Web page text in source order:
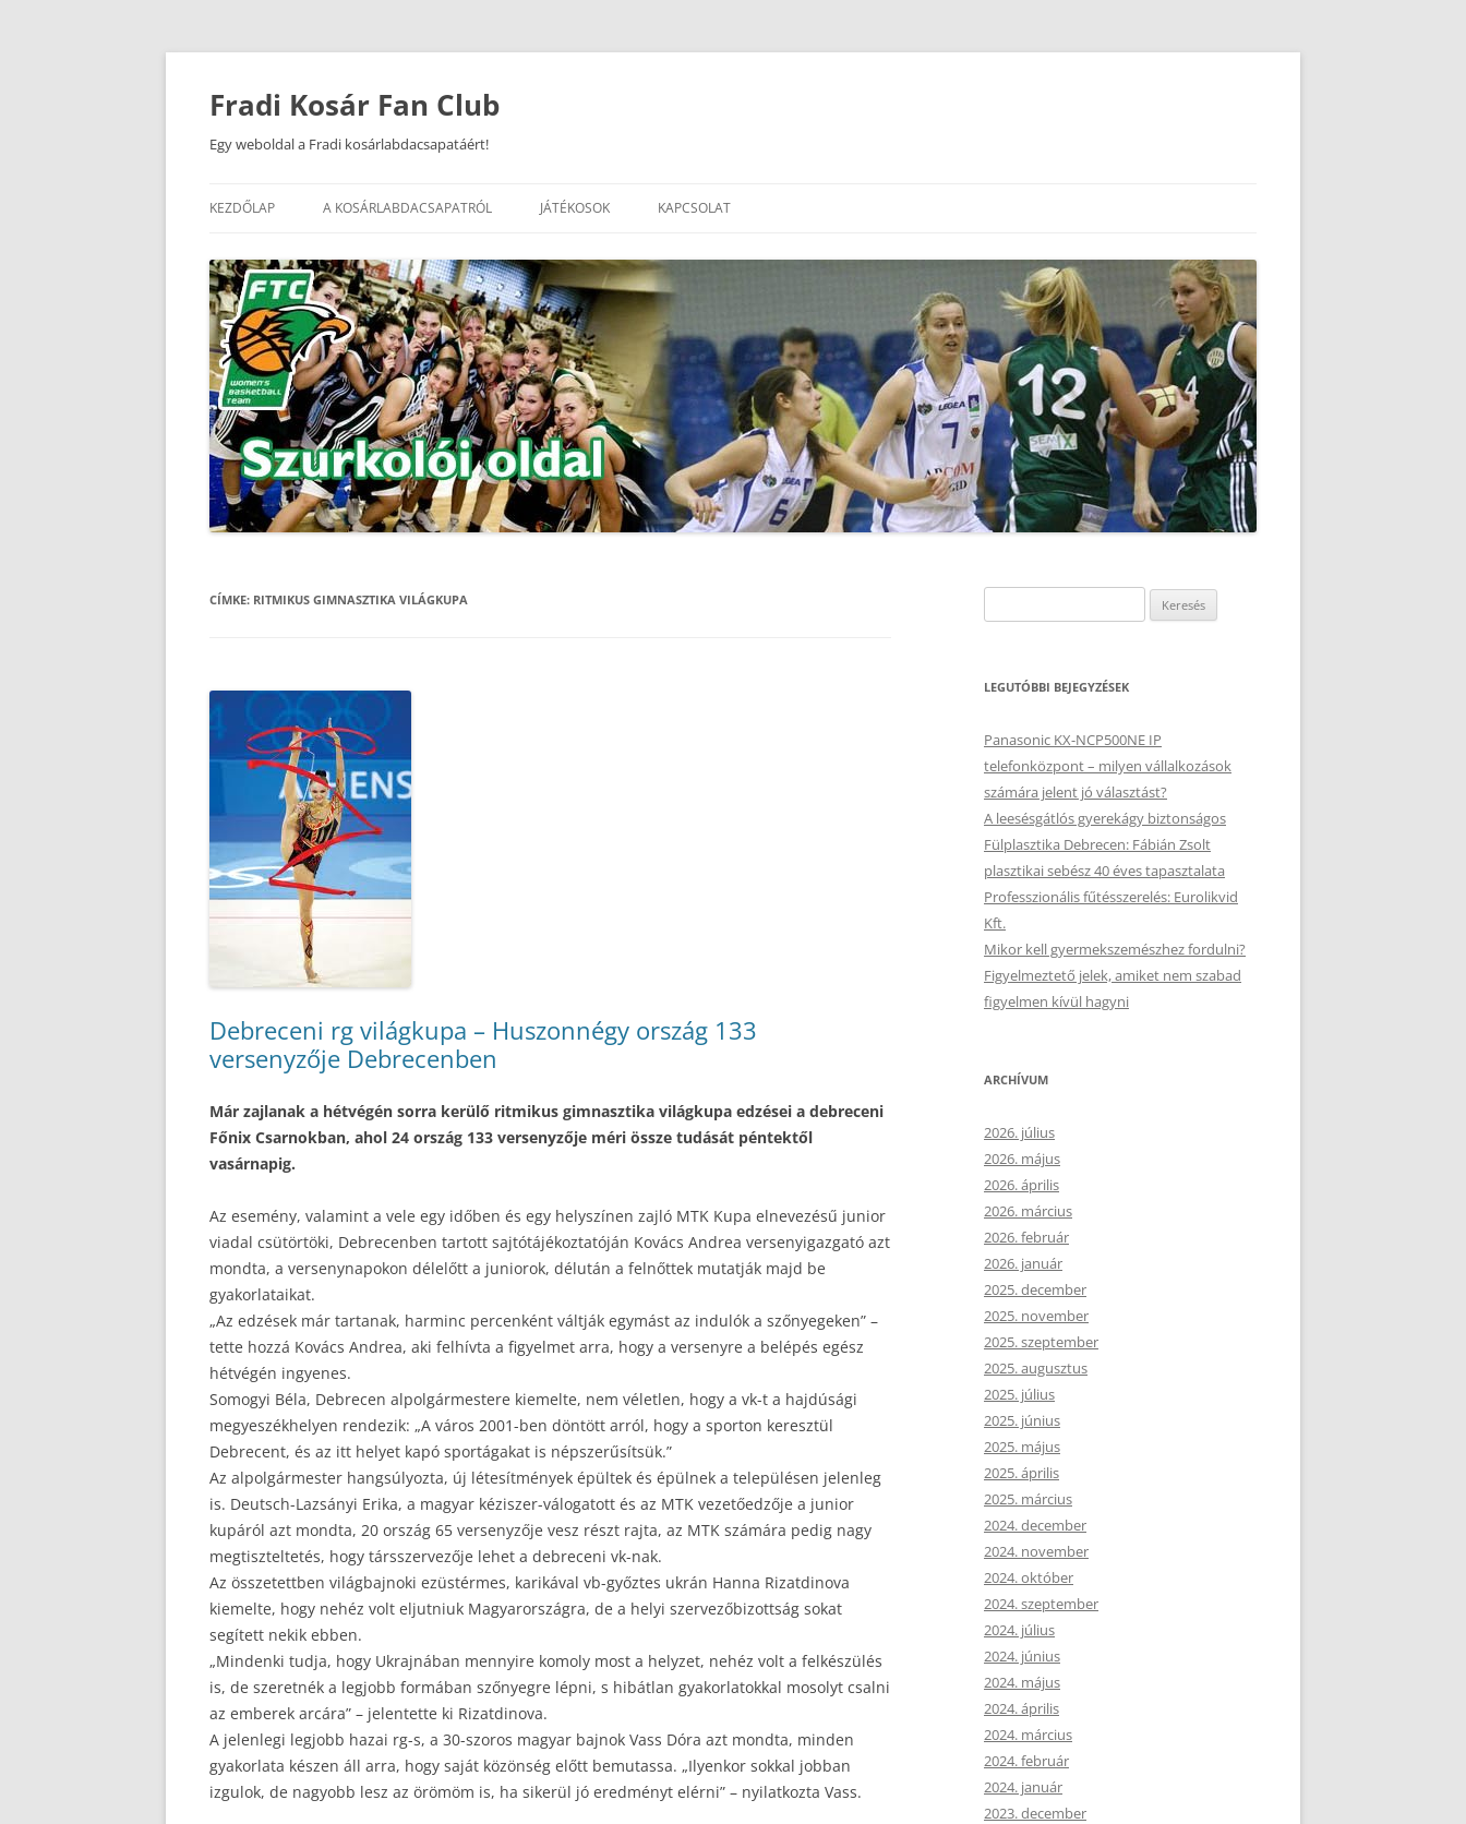
Kilépés
tartalomba
Fradi Kosár Fan Club
Egy weboldal a Fradi kosárlabdacsapatáért!
KEZDŐLAP A KOSÁRLABDACSAPATRÓL JÁTÉKOSOK KAPCSOLAT
CÍMKE: RITMIKUS GIMNASZTIKA VILÁGKUPA
Debreceni rg világkupa – Huszonnégy ország 133
versenyzője Debrecenben
Már zajlanak a hétvégén sorra kerülő ritmikus gimnasztika világkupa edzései a debreceni
Főnix Csarnokban, ahol 24 ország 133 versenyzője méri össze tudását péntektől
vasárnapig.
Az esemény, valamint a vele egy időben és egy helyszínen zajló MTK Kupa elnevezésű junior
viadal csütörtöki, Debrecenben tartott sajtótájékoztatóján Kovács Andrea versenyigazgató azt
mondta, a versenynapokon délelőtt a juniorok, délután a felnőttek mutatják majd be
gyakorlataikat.
„Az edzések már tartanak, harminc percenként váltják egymást az indulók a szőnyegeken” –
tette hozzá Kovács Andrea, aki felhívta a figyelmet arra, hogy a versenyre a belépés egész
hétvégén ingyenes.
Somogyi Béla, Debrecen alpolgármestere kiemelte, nem véletlen, hogy a vk-t a hajdúsági
megyeszékhelyen rendezik: „A város 2001-ben döntött arról, hogy a sporton keresztül
Debrecent, és az itt helyet kapó sportágakat is népszerűsítsük.”
Az alpolgármester hangsúlyozta, új létesítmények épültek és épülnek a településen jelenleg
is. Deutsch-Lazsányi Erika, a magyar kéziszer-válogatott és az MTK vezetőedzője a junior
kupáról azt mondta, 20 ország 65 versenyzője vesz részt rajta, az MTK számára pedig nagy
megtiszteltetés, hogy társszervezője lehet a debreceni vk-nak.
Az összetettben világbajnoki ezüstérmes, karikával vb-győztes ukrán Hanna Rizatdinova
kiemelte, hogy nehéz volt eljutniuk Magyarországra, de a helyi szervezőbizottság sokat
segített nekik ebben.
„Mindenki tudja, hogy Ukrajnában mennyire komoly most a helyzet, nehéz volt a felkészülés
is, de szeretnék a legjobb formában szőnyegre lépni, s hibátlan gyakorlatokkal mosolyt csalni
az emberek arcára” – jelentette ki Rizatdinova.
A jelenlegi legjobb hazai rg-s, a 30-szoros magyar bajnok Vass Dóra azt mondta, minden
gyakorlata készen áll arra, hogy saját közönség előtt bemutassa. „Ilyenkor sokkal jobban
izgulok, de nagyobb lesz az örömöm is, ha sikerül jó eredményt elérni” – nyilatkozta Vass.
LEGUTÓBBI BEJEGYZÉSEK
Panasonic KX-NCP500NE IP
telefonközpont – milyen vállalkozások
számára jelent jó választást?
A leesésgátlós gyerekágy biztonságos
Fülplasztika Debrecen: Fábián Zsolt
plasztikai sebész 40 éves tapasztalata
Professzionális fűtésszerelés: Eurolikvid
Kft.
Mikor kell gyermekszemészhez fordulni?
Figyelmeztető jelek, amiket nem szabad
figyelmen kívül hagyni
ARCHÍVUM
2026. július
2026. május
2026. április
2026. március
2026. február
2026. január
2025. december
2025. november
2025. szeptember
2025. augusztus
2025. július
2025. június
2025. május
2025. április
2025. március
2024. december
2024. november
2024. október
2024. szeptember
2024. július
2024. június
2024. május
2024. április
2024. március
2024. február
2024. január
2023. december